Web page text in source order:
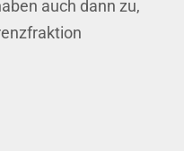
auch dann zu,